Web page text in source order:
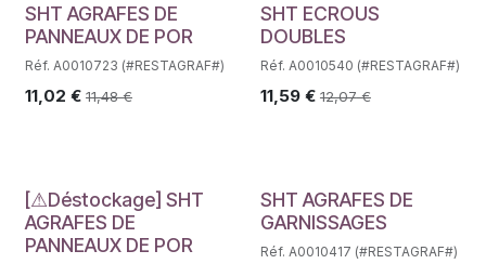
SHT AGRAFES DE
PANNEAUX DE POR
Réf. A0010723 (#RESTAGRAF#)
11,02 € 11,48€
SHT ECROUS
DOUBLES
Réf. A0010540 (#RESTAGRAF#)
11,59€ 12,07€
Déstockage
[⚠Déstockage] SHT
AGRAFES DE
PANNEAUX DE POR
SHT AGRAFES DE
GARNISSAGES
Réf. A0010417 (#RESTAGRAF#)